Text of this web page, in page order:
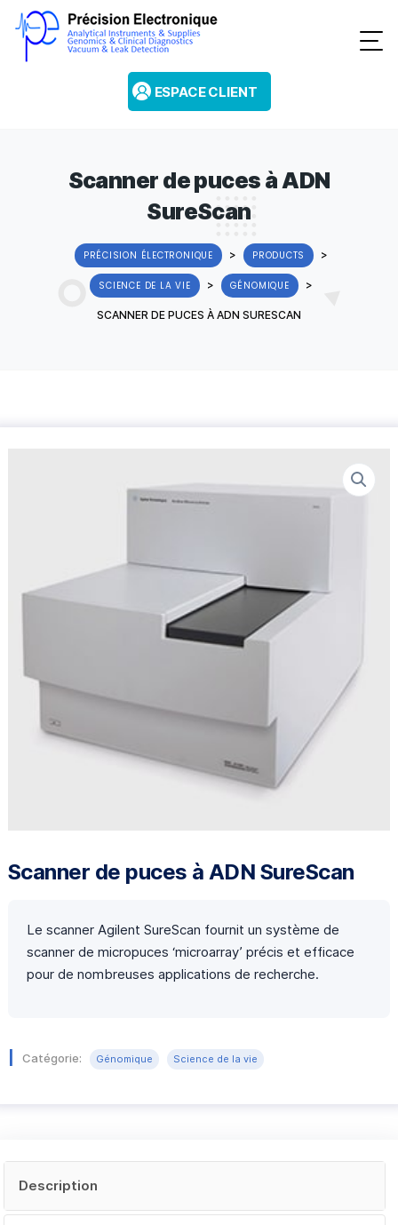
ESPACE CLIENT
Scanner de puces à ADN
SureScan
PRÉCISION ÉLECTRONIQUE > PRODUCTS >
SCIENCE DE LA VIE > GÉNOMIQUE >
SCANNER DE PUCES À ADN SURESCAN
Scanner de puces à ADN SureScan
Le scanner Agilent SureScan fournit un système de
scanner de micropuces ‘microarray’ précis et efficace
pour de nombreuses applications de recherche.
Catégorie: Génomique Science de la vie
Description